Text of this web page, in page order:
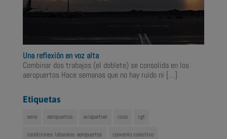
Una reflexión en voz alta
Combinar dos trabajos (el doblete) se consolida en los
aeropuertos Hace semanas que no hay ruido ni […]
Etiquetas
aena aeropuertos aviapartner ccoo cgt
condiciones laborales aeropuertos convenio colectivo